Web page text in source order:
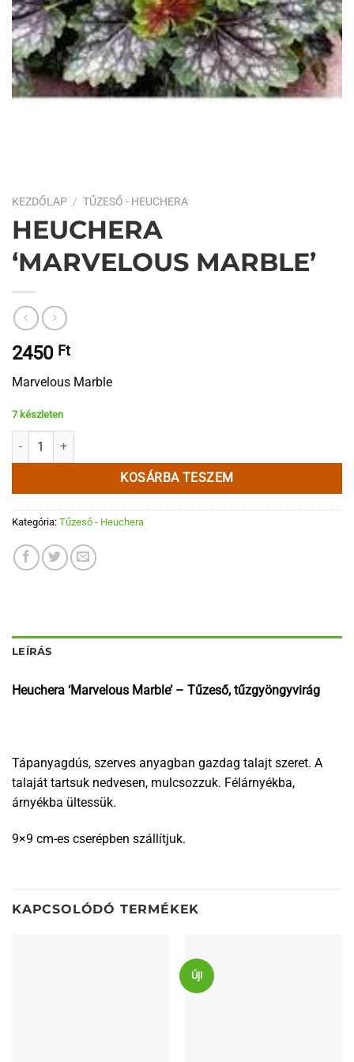
KEZDŐLAP / TŰZESŐ - HEUCHERA
HEUCHERA
‘MARVELOUS MARBLE’
2450 Ft
Marvelous Marble
7 készleten
Heuchera 'Marvelous Marble' mennyiség
KOSÁRBA TESZEM
Kategória: Tűzeső - Heuchera
LEÍRÁS
Heuchera ‘Marvelous Marble’ – Tűzeső, tűzgyöngyvirág
Tápanyagdús, szerves anyagban gazdag talajt szeret. A
talaját tartsuk nedvesen, mulcsozzuk. Félárnyékba,
árnyékba ültessük.
9×9 cm-es cserépben szállítjuk.
KAPCSOLÓDÓ TERMÉKEK
Új!